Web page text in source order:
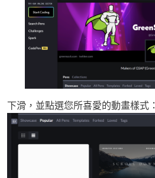
下滑，並點選您所喜愛的動畫樣式：